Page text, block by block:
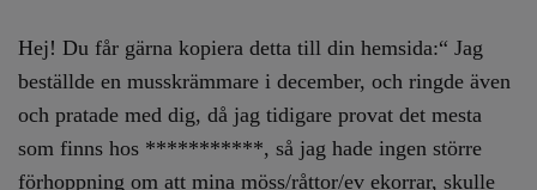
Hej! Du får gärna kopiera detta till din hemsida:“ Jag
beställde en musskrämmare i december, och ringde även
och pratade med dig, då jag tidigare provat det mesta
som finns hos ***********, så jag hade ingen större
förhoppning om att mina möss/råttor/ev ekorrar, skulle